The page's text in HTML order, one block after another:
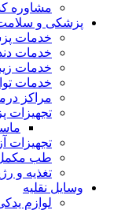
مشاوره
پزشکی و
خدمات
خدمات
خدمات
خدمات
مراکز
تجهیزات
تجهیزات
طب
تغذیه و
وسایل نقلیه
لوازم